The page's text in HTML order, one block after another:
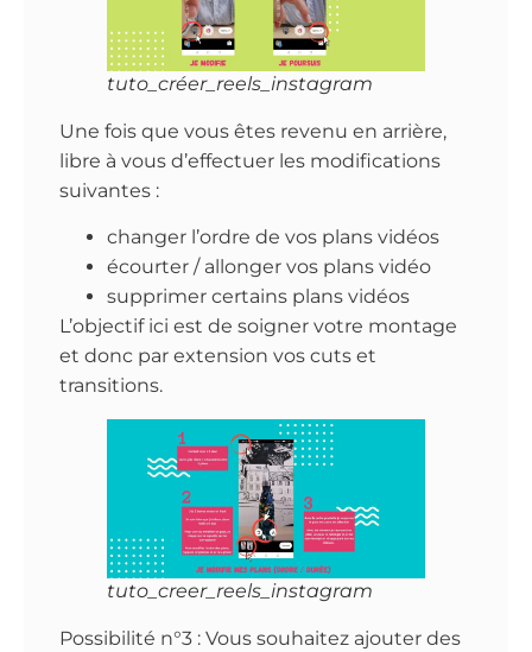
tuto_créer_reels_instagram
Une fois que vous êtes revenu en arrière,
libre à vous d’effectuer les modifications
suivantes :
changer l’ordre de vos plans vidéos
écourter / allonger vos plans vidéo
supprimer certains plans vidéos
L’objectif ici est de soigner votre montage
et donc par extension vos cuts et
transitions.
tuto_creer_reels_instagram
Possibilité n°3 : Vous souhaitez ajouter des